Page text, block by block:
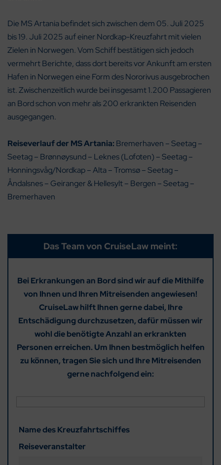
Die MS Artania befindet sich zwischen dem 05. Juli 2025
bis 19. Juli 2025 auf einer Nordkap-Kreuzfahrt mit vielen
Zielen in Norwegen. Vom Schiff bestätigen sich jedoch
vermehrt Berichte, dass dort bereits vor Ankunft am ersten
Hafen in Norwegen eine Form des Nororivus ausgebrochen
ist. Zwischenzeitlich wurde bei insgesamt 1.200 Passagieren
an Bord schon von mehr als 200 erkrankten Reisenden
ausgegangen.
Reiseverlauf der MS Artania: Bremerhaven – Seetag –
Seetag – Brønnøysund – Leknes (Lofoten) – Seetag –
Honningsvåg/Nordkap – Alta – Tromsø – Seetag –
Åndalsnes – Geiranger & Hellesylt – Bergen – Seetag –
Bremerhaven
Das Team von CruiseLaw meint:
Bei Erkrankungen an Bord sind wir auf die Mithilfe
von Ihnen und Ihren Mitreisenden angewiesen!
CruiseLaw hilft Ihnen gerne dabei, Ihre
Entschädigung durchzusetzen, dafür müssen wir
wohl die benötigte Anzahl an erkrankten
Personen erreichen. Um Ihnen bestmöglich helfen
zu können, tragen Sie sich und Ihre Mitreisenden
gerne nachfolgend ein:
Name des Kreuzfahrtschiffes
Reiseveranstalter